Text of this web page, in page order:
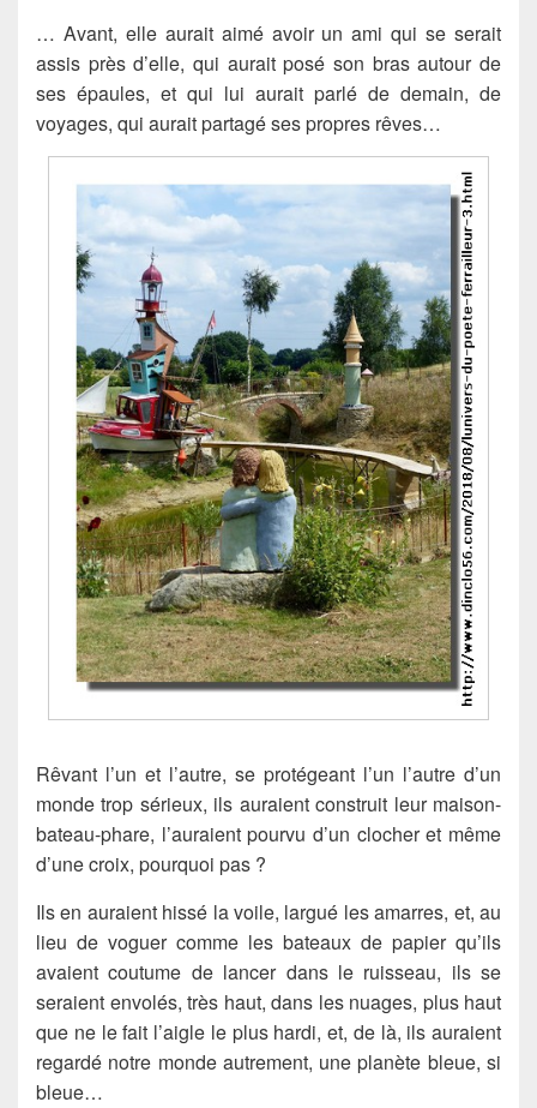
… Avant, elle aurait aimé avoir un ami qui se serait
assis près d’elle, qui aurait posé son bras autour de
ses épaules, et qui lui aurait parlé de demain, de
voyages, qui aurait partagé ses propres rêves…
Rêvant l’un et l’autre, se protégeant l’un l’autre d’un
monde trop sérieux, ils auraient construit leur maison-
bateau-phare, l’auraient pourvu d’un clocher et même
d’une croix, pourquoi pas ?
Ils en auraient hissé la voile, largué les amarres, et, au
lieu de voguer comme les bateaux de papier qu’ils
avaient coutume de lancer dans le ruisseau, ils se
seraient envolés, très haut, dans les nuages, plus haut
que ne le fait l’aigle le plus hardi, et, de là, ils auraient
regardé notre monde autrement, une planète bleue, si
bleue…